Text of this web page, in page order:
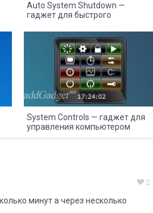
Auto System Shutdown —
гаджет для быстрого
компьютера
8
System Controls — гаджет для
управления компьютером
2
минут а через несколько